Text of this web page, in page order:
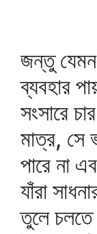
জন্তু যেমন
ব্যবহার
সংসারে
মাত্র, সে
পারে না
যাঁরা
তুলে চলতে